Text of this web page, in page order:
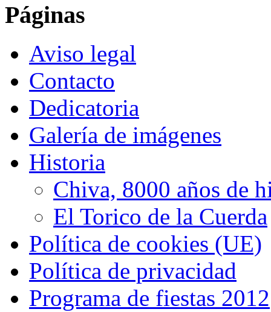
Páginas
Aviso legal
Contacto
Dedicatoria
Galería de imágenes
Historia
Chiva, 8000 años de
El Torico de la Cuerda
Política de cookies (UE)
Política de privacidad
Programa de fiestas 2012